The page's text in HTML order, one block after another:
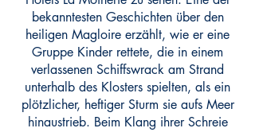
bekanntesten Geschichten über den
heiligen Magloire erzählt, wie er eine
Gruppe Kinder rettete, die in einem
verlassenen Schiffswrack am Strand
unterhalb des Klosters spielten, als ein
plötzlicher, heftiger Sturm sie aufs Meer
hinaustrieb. Beim Klang ihrer Schreie